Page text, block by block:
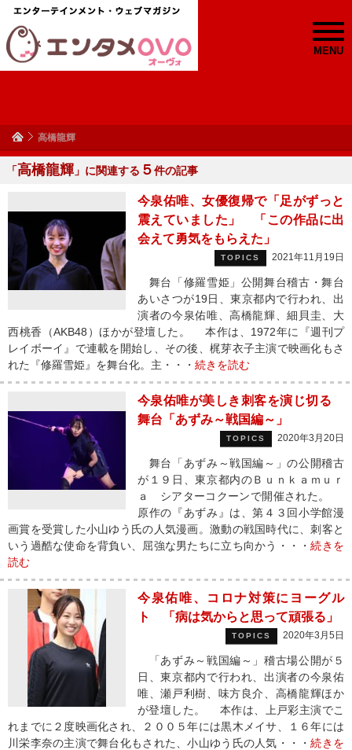
MENU
高橋龍輝
「高橋龍輝 」に関連する ５件の記事
今泉佑唯、女優復帰で「足がずっと
震えていました」 「この作品に出
会えて勇気をもらえた」
TOPICS 2021年11月19日
舞台「修羅雪姫」公開舞台稽古・舞台
あいさつが19日、東京都内で行われ、出
演者の今泉佑唯、高橋龍輝、細貝圭、大
西桃香（AKB48）ほかが登壇した。 本作は、1972年に『週刊プ
レイボーイ』で連載を開始し、その後、梶芽衣子主演で映画化もさ
れた『修羅雪姫』を舞台化。主・・・ 続きを読む
今泉佑唯が美しき刺客を演じ切る
舞台「あずみ～戦国編～」
TOPICS 2020年3月20日
舞台「あずみ～戦国編～」の公開稽古
が１９日、東京都内のＢｕｎｋａｍｕｒ
ａ シアターコクーンで開催された。
原作の『あずみ』は、第４３回小学館漫
画賞を受賞した小山ゆう氏の人気漫画。激動の戦国時代に、刺客と
いう過酷な使命を背負い、屈強な男たちに立ち向かう・・・続きを
読む
今泉佑唯、コロナ対策にヨーグル
ト 「病は気からと思って頑張る」
TOPICS 2020年3月5日
「あずみ～戦国編～」稽古場公開が５
日、東京都内で行われ、出演者の今泉佑
唯、瀬戸利樹、味方良介、高橋龍輝ほか
が登壇した。 本作は、上戸彩主演でこ
れまでに２度映画化され、２００５年には黒木メイサ、１６年には
川栄李奈の主演で舞台化もされた、小山ゆう氏の人気・・・続きを